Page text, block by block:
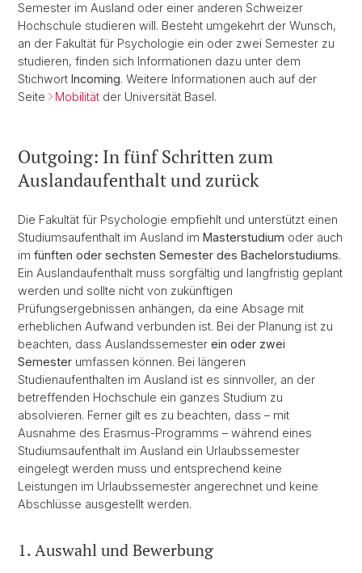
Semester im Ausland oder einer anderen Schweizer
Hochschule studieren will. Besteht umgekehrt der Wunsch,
an der Fakultät für Psychologie ein oder zwei Semester zu
studieren, finden sich Informationen dazu unter dem
Stichwort Incoming. Weitere Informationen auch auf der
Seite
Mobilität der Universität Basel.
Outgoing: In fünf Schritten zum
Auslandaufenthalt und zurück
Die Fakultät für Psychologie empfiehlt und unterstützt einen
Studiumsaufenthalt im Ausland im Masterstudium oder auch
im fünften oder sechsten Semester des Bachelorstudiums.
Ein Auslandaufenthalt muss sorgfältig und langfristig geplant
werden und sollte nicht von zukünftigen
Prüfungsergebnissen anhängen, da eine Absage mit
erheblichen Aufwand verbunden ist. Bei der Planung ist zu
beachten, dass Auslandssemester ein oder zwei
Semester umfassen können. Bei längeren
Studienaufenthalten im Ausland ist es sinnvoller, an der
betreffenden Hochschule ein ganzes Studium zu
absolvieren. Ferner gilt es zu beachten, dass – mit
Ausnahme des Erasmus-Programms – während eines
Studiumsaufenthalt im Ausland ein Urlaubssemester
eingelegt werden muss und entsprechend keine
Leistungen im Urlaubssemester angerechnet und keine
Abschlüsse ausgestellt werden.
1. Auswahl und Bewerbung